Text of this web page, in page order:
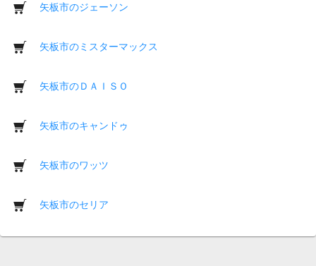
矢板市のジェーソン
矢板市のミスターマックス
矢板市のＤＡＩＳＯ
矢板市のキャンドゥ
矢板市のワッツ
矢板市のセリア